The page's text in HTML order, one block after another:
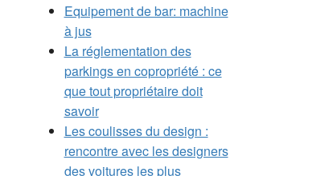
Equipement de bar: machine
à jus
La réglementation des
parkings en copropriété : ce
que tout propriétaire doit
savoir
Les coulisses du design :
rencontre avec les designers
des voitures les plus